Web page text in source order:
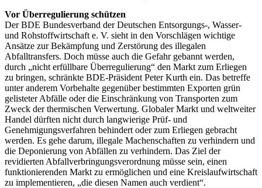
Vor Überregulierung schützen
Der BDE Bundesverband der Deutschen Entsorgungs-, Wasser-
und Rohstoffwirtschaft e. V. sieht in den Vorschlägen wichtige
Ansätze zur Bekämpfung und Zerstörung des illegalen
Abfalltransfers. Doch müsse auch die Gefahr gebannt werden,
durch „nicht erfüllbare Überregulierung“ den Markt zum Erliegen
zu bringen, schränkte BDE-Präsident Peter Kurth ein. Das betreffe
unter anderem Vorbehalte gegenüber bestimmten Exporten grün
gelisteter Abfälle oder die Einschränkung von Transporten zum
Zweck der thermischen Verwertung. Globaler Markt und weltweiter
Handel dürften nicht durch langwierige Prüf- und
Genehmigungsverfahren behindert oder zum Erliegen gebracht
werden. Es gehe darum, illegale Machenschaften zu verhindern und
die Deponierung von Abfällen zu verhindern. Das Ziel der
revidierten Abfallverbringungsverordnung müsse sein, einen
funktionierenden Markt zu ermöglichen und eine Kreislaufwirtschaft
zu implementieren, „die diesen Namen auch verdient“.